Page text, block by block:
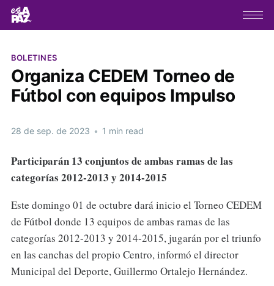
BOLETINES
Organiza CEDEM Torneo de
Fútbol con equipos Impulso
28 de sep. de 2023 • 1 min read
Participarán 13 conjuntos de ambas ramas de las
categorías 2012-2013 y 2014-2015
Este domingo 01 de octubre dará inicio el Torneo CEDEM
de Fútbol donde 13 equipos de ambas ramas de las
categorías 2012-2013 y 2014-2015, jugarán por el triunfo
en las canchas del propio Centro, informó el director
Municipal del Deporte, Guillermo Ortalejo Hernández.